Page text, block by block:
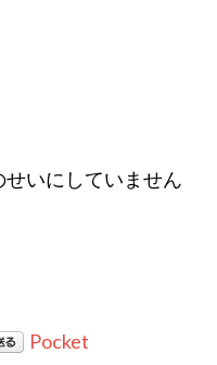
いにしていません
Pocket